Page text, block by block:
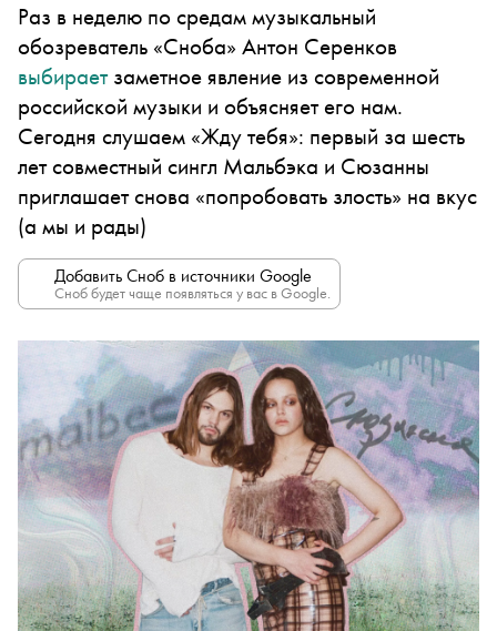
Раз в неделю по средам музыкальный
обозреватель «Сноба» Антон Серенков
выбираетзаметное явление из современной
российской музыки и объясняет его нам.
Сегодня слушаем «Жду тебя»: первый за шесть
лет совместный сингл Мальбэка и Сюзанны
приглашает снова «попробовать злость» на вкус
(а мы и рады)
Добавить Сноб в источники Google
Сноб будет чаще появляться у вас в Google.